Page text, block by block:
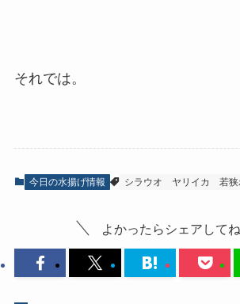
それでは。
今日の水揚げ情報 シラウオ ヤリイカ 若狭
よかったらシェアしてね